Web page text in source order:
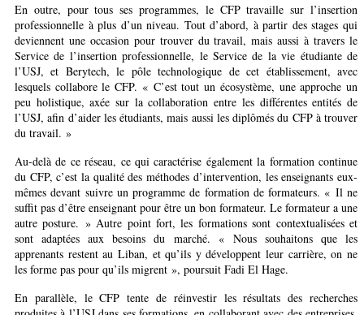
En outre, pour tous ses programmes, le CFP travaille sur l’insertion
professionnelle à plus d’un niveau. Tout d’abord, à partir des stages qui
deviennent une occasion pour trouver du travail, mais aussi à travers le
Service de l’insertion professionnelle, le Service de la vie étudiante de
l’USJ, et Berytech, le pôle technologique de cet établissement, avec
lesquels collabore le CFP. « C’est tout un écosystème, une approche un
peu holistique, axée sur la collaboration entre les différentes entités de
l’USJ, afin d’aider les étudiants, mais aussi les diplômés du CFP à trouver
du travail. »
Au-delà de ce réseau, ce qui caractérise également la formation continue
du CFP, c’est la qualité des méthodes d’intervention, les enseignants eux-
mêmes devant suivre un programme de formation de formateurs. « Il ne
suffit pas d’être enseignant pour être un bon formateur. Le formateur a une
autre posture. » Autre point fort, les formations sont contextualisées et
sont adaptées aux besoins du marché. « Nous souhaitons que les
apprenants restent au Liban, et qu’ils y développent leur carrière, on ne
les forme pas pour qu’ils migrent », poursuit Fadi El Hage.
En parallèle, le CFP tente de réinvestir les résultats des recherches